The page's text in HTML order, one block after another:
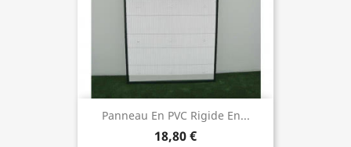
Panneau En PVC Rigide En...
18,80 €